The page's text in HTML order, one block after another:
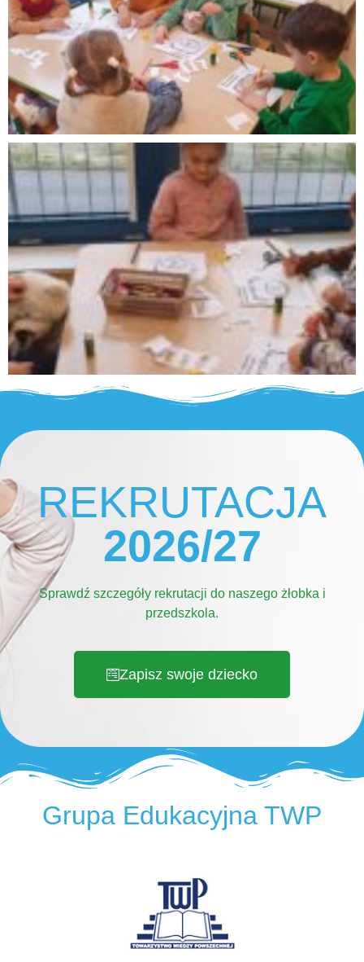
REKRUTACJA
2026/27
Sprawdź szczegóły rekrutacji do naszego żłobka i
przedszkola.
Zapisz swoje dziecko
Grupa Edukacyjna TWP